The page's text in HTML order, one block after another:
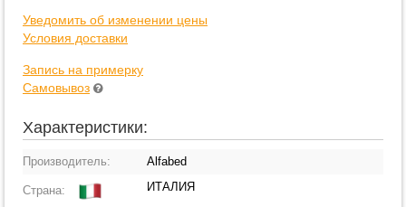
Уведомить об изменении цены
Условия доставки
Запись на примерку
Самовывоз
Характеристики:
Производитель: Alfabed
Страна: ИТАЛИЯ